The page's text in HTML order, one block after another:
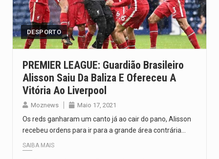
Segundo as autoridades canadianas, mais de 200 incêndios florestais continuam…
De acordo com as autoridades de saúde da Faixa de…
DESPORTO
PREMIER LEAGUE: Guardião Brasileiro
Alisson Saiu Da Baliza E Ofereceu A
Vitória Ao Liverpool
Moznews Maio 17, 2021
Os reds ganharam um canto já ao cair do pano, Alisson
recebeu ordens para ir para a grande área contrária…
SAIBA MAIS